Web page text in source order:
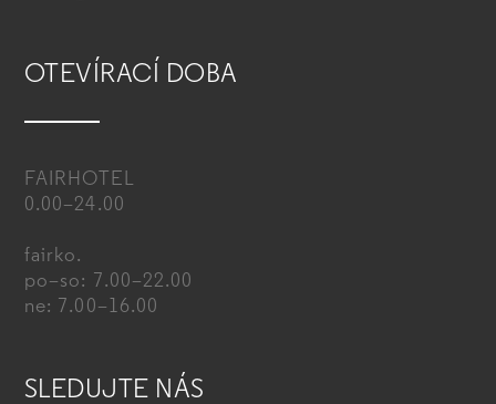
OTEVÍRACÍ DOBA
FAIRHOTEL
0.00–24.00
fairko.
po–so: 7.00–22.00
ne: 7.00–16.00
SLEDUJTE NÁS